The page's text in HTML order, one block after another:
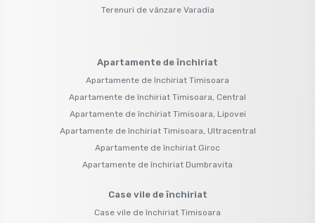
Terenuri de vânzare Varadia
Apartamente de închiriat
Apartamente de închiriat Timisoara
Apartamente de închiriat Timisoara, Central
Apartamente de închiriat Timisoara, Lipovei
Apartamente de închiriat Timisoara, Ultracentral
Apartamente de închiriat Giroc
Apartamente de închiriat Dumbravita
Case vile de închiriat
Case vile de închiriat Timisoara